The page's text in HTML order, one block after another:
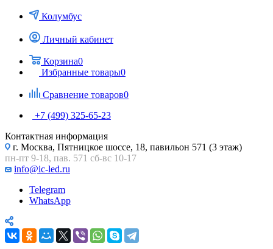
Колумбус
Личный кабинет
Корзина0
Избранные товары0
Сравнение товаров0
+7 (499) 325-65-23
Контактная информация
г. Москва, Пятницкое шоссе, 18, павильон 571 (3 этаж)
пн-пт 9-18, пав. 571 сб-вс 10-17
info@ic-led.ru
Telegram
WhatsApp